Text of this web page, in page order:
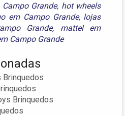
Grande, hot wheels
em Campo Grande, lojas
Grande, mattel em
Campo Grande
Brinquedos
Brinquedos